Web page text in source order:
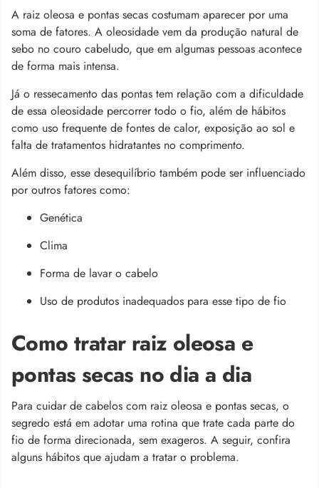
A raiz oleosa e pontas secas costumam aparecer por uma
soma de fatores. A oleosidade vem da produção natural de
sebo no couro cabeludo, que em algumas pessoas acontece
de forma mais intensa.
Já o ressecamento das pontas tem relação com a dificuldade
de essa oleosidade percorrer todo o fio, além de hábitos
como uso frequente de fontes de calor, exposição ao sol e
falta de tratamentos hidratantes no comprimento.
Além disso, esse desequilíbrio também pode ser influenciado
por outros fatores como:
Genética
Clima
Forma de lavar o cabelo
Uso de produtos inadequados para esse tipo de fio
Como tratar raiz oleosa e
pontas secas no dia a dia
Para cuidar de cabelos com raiz oleosa e pontas secas, o
segredo está em adotar uma rotina que trate cada parte do
fio de forma direcionada, sem exageros. A seguir, confira
alguns hábitos que ajudam a tratar o problema.